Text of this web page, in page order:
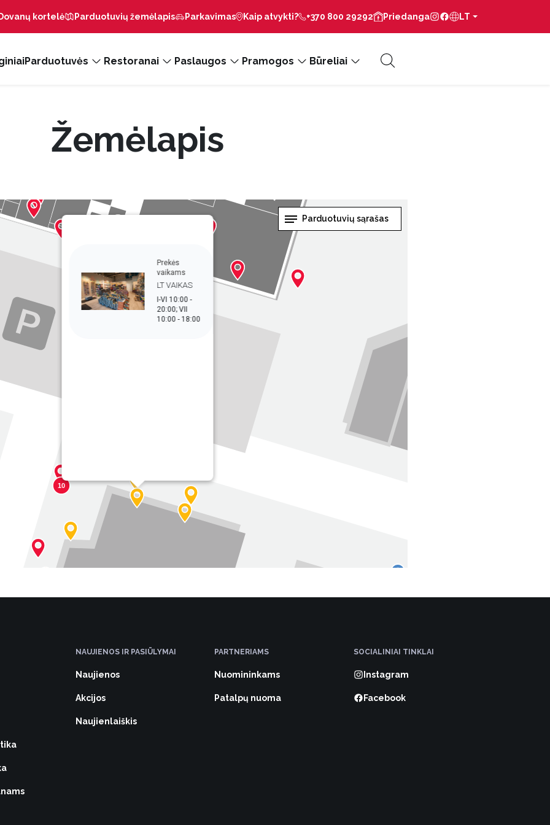
kortelė Parduotuvių žemėlapis Parkavimas Kaip atvykti? +370 800 29292 Priedanga LT
Parduotuvės Restoranai Paslaugos Pramogos Būreliai
Žemėlapis
10
Prekės
vaikams
LT VAIKAS
I-VI 10:00 -
20:00; VII
10:00 - 18:00
Parduotuvių sąrašas
NAUJIENOS IR PASIŪLYMAI
Naujienos
Akcijos
Naujienlaiškis
PARTNERIAMS
Nuomininkams
Patalpų nuoma
SOCIALINIAI TINKLAI
Instagram
Facebook